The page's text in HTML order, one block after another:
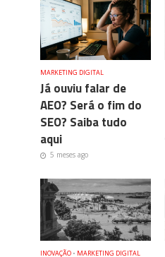
MARKETING DIGITAL
Já ouviu falar de
AEO? Será o fim do
SEO? Saiba tudo
aqui
5 meses ago
INOVAÇÃO • MARKETING DIGITAL